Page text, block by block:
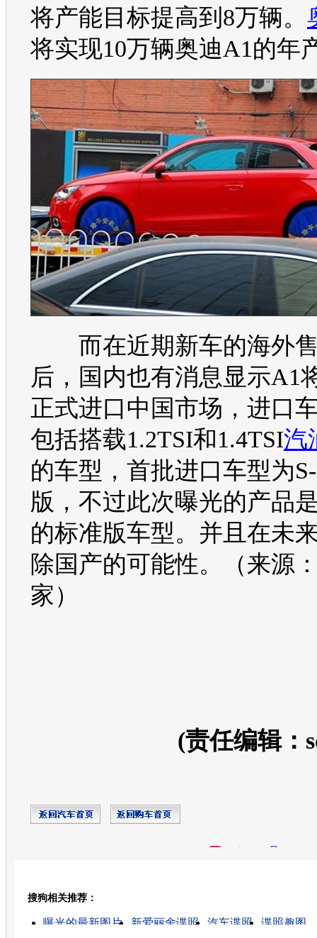
将产能 目标提高到8万辆。
将实现10万辆奥迪A1的年
而在近期新车的海外
后，国内也有消息显示A1
正式进口中国市场，进口
包括搭载1.2TSI和1.4TSI汽
的车型，首批进口车型为
版，不过此次曝光的产品
的标准版车型。并且在未
除国产的可能性。（来源
家）
(责任编辑：
搜狗相关推荐：
曝光的最新图片 新爱丽舍谍照 汽车谍照
谍照趣图